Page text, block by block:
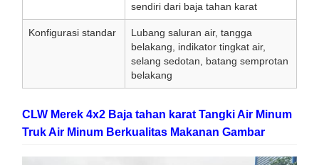
sendiri dari baja tahan karat
Konfigurasi standar
Lubang saluran air, tangga
belakang, indikator tingkat air,
selang sedotan, batang semprotan
belakang
CLW Merek 4x2 Baja tahan karat Tangki Air Minum
Truk Air Minum Berkualitas Makanan Gambar